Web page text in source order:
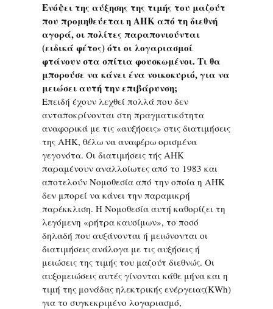
Ενόψει της αύξησης της τιμής του μαζούτ
που προμηθεύεται η ΑΗΚ από τη διεθνή
αγορά, οι πολίτες παραπονιούνται
(ειδικά φέτος) ότι οι λογαριασμοί
φτάνουν στα σπίτια φουσκωμένοι. Τι θα
μπορούσε να κάνει ένα νοικοκυριό, για να
μειώσει αυτή την επιβάρυνση;
Επειδή έχουν λεχθεί πολλά που δεν
ανταποκρίνονται στη πραγματικότητα
αναφορικά με τις «αυξήσεις» στις διατιμήσεις
της ΑΗΚ, θέλω να αναφέρω ορισμένα
γεγονότα. Οι διατιμήσεις τής ΑΗΚ
παραμένουν αναλλοίωτες από το 1983 και
αποτελούν Νομοθεσία από την οποία η ΑΗΚ
δεν μπορεί να κάνει την παραμικρή
παρέκκλιση. Η Νομοθεσία αυτή καθορίζει τη
λεγόμενη «ρήτρα καυσίμων», το ποσό
δηλαδή που αυξάνονται ή μειώνονται οι
διατιμήσεις ανάλογα με τις αυξήσεις ή
μειώσεις της τιμής του μαζούτ διεθνώς. Οι
αυξομειώσεις αυτές γίνονται κάθε μήνα και η
τιμή της μονάδας ηλεκτρικής ενέργειας(KWh)
για το συγκεκριμένο λογαριασμό,